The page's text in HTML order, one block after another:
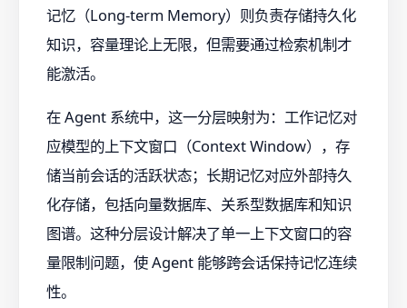
记忆（Long-term Memory）则负责存储持久化
知识，容量理论上无限，但需要通过检索机制才
能激活。
在 Agent 系统中，这一分层映射为：工作记忆对
应模型的上下文窗口（Context Window），存
储当前会话的活跃状态；长期记忆对应外部持久
化存储，包括向量数据库、关系型数据库和知识
图谱。这种分层设计解决了单一上下文窗口的容
量限制问题，使 Agent 能够跨会话保持记忆连续
性。